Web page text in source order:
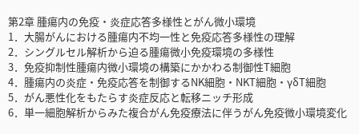
第2章 腫瘍内の免疫・炎症応答多様性とがん微小環境
1．大腸がんにおける腫瘍内不均一性と免疫応答多様性の理解
2．シングルセル解析から迫る腫瘍微小免疫環境の多様性
3．免疫抑制性腫瘍内微小環境の構築にかかわる制御性T細胞
4．腫瘍内の炎症・免疫応答を制御するNK細胞・NKT細胞・γδT細胞
5．がん悪性化をもたらす炎症反応と転移ニッチ形成
6．単一細胞解析からみた複合がん免疫療法に伴うがん免疫微小環境変化